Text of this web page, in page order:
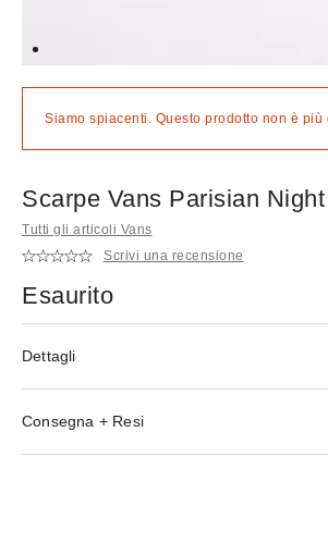
Siamo spiacenti. Questo prodotto non è più
Scarpe Vans Parisian
Tutti gli articoli Vans
Scrivi una recensione
Esaurito
Dettagli
Consegna + Resi